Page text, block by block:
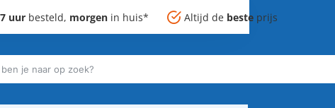
uur besteld, morgen in huis* Altijd de beste prijs